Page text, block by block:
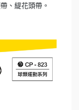
、緹花頭帶。